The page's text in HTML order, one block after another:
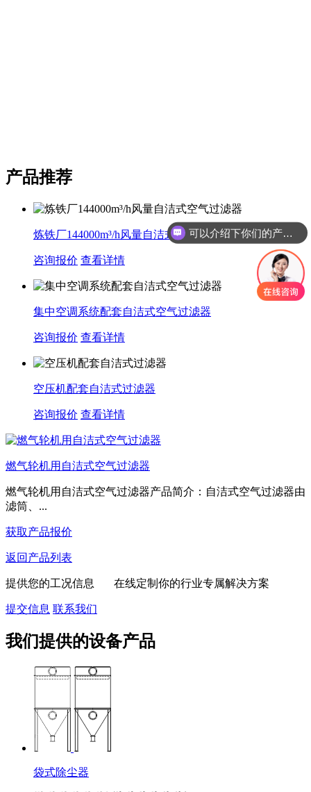
产品推荐
炼铁厂144000m³/h风量自洁式空气过滤器
咨询报价 查看详情
集中空调系统配套自洁式空气过滤器
咨询报价 查看详情
空压机配套自洁式过滤器
咨询报价 查看详情
燃气轮机用自洁式空气过滤器
燃气轮机用自洁式空气过滤器产品简介：自洁式空气过滤器由
滤筒、...
获取产品报价
返回产品列表
提供您的工况信息 在线定制你的行业专属解决方案
提交信息 联系我们
我们提供的设备产品
袋式除尘器
可以介绍下你们的产品么